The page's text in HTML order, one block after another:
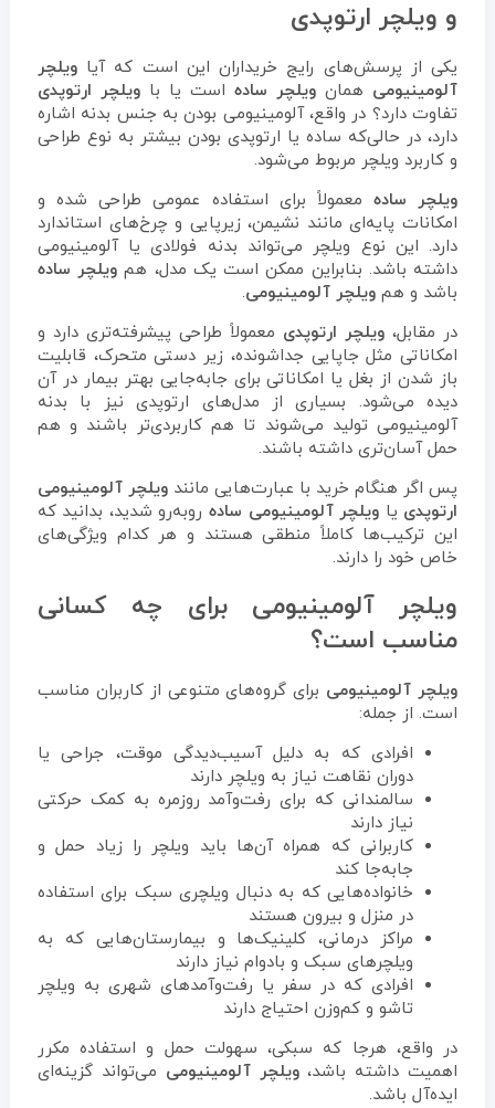
و ویلچر ارتوپدی
یکی از پرسش‌های رایج خریداران این است که آیاویلچر
آلومینیومی همان ویلچر سادهاست یا باویلچر ارتوپدی
تفاوت دارد؟ در واقع، آلومینیومی بودن به جنس بدنه اشاره
دارد، در حالی‌که ساده یا ارتوپدی بودن بیشتر به نوع طراحی
و کاربرد ویلچر مربوط می‌شود.
ویلچر ساده معمولاً برای استفاده عمومی طراحی شده و
امکانات پایه‌ای مانند نشیمن، زیرپایی و چرخ‌های استاندارد
دارد. این نوع ویلچر می‌تواند بدنه فولادی یا آلومینیومی
داشته باشد. بنابراین ممکن است یک مدل، هم ویلچر ساده
باشد و هم ویلچر آلومینیومی.
در مقابل، ویلچر ارتوپدی معمولاً طراحی پیشرفته‌تری دارد و
امکاناتی مثل جاپایی جداشونده، زیر دستی متحرک، قابلیت
باز شدن از بغل یا امکاناتی برای جابه‌جایی بهتر بیمار در آن
دیده می‌شود. بسیاری از مدل‌های ارتوپدی نیز با بدنه
آلومینیومی تولید می‌شوند تا هم کاربردی‌تر باشند و هم
حمل آسان‌تری داشته باشند.
پس اگر هنگام خرید با عبارت‌هایی مانندویلچر آلومینیومی
ارتوپدی یا ویلچر آلومینیومی سادهروبه‌رو شدید، بدانید که
این ترکیب‌ها کاملاً منطقی هستند و هر کدام ویژگی‌های
خاص خود را دارند.
ویلچر آلومینیومی برای چه کسانی
مناسب است؟
ویلچر آلومینیومی برای گروه‌های متنوعی از کاربران مناسب
است. از جمله:
افرادی که به دلیل آسیب‌دیدگی موقت، جراحی یا
دوران نقاهت نیاز به ویلچر دارند
سالمندانی که برای رفت‌وآمد روزمره به کمک حرکتی
نیاز دارند
کاربرانی که همراه آن‌ها باید ویلچر را زیاد حمل و
جابه‌جا کند
خانواده‌هایی که به دنبال ویلچری سبک برای استفاده
در منزل و بیرون هستند
مراکز درمانی، کلینیک‌ها و بیمارستان‌هایی که به
ویلچرهای سبک و بادوام نیاز دارند
افرادی که در سفر یا رفت‌وآمدهای شهری به ویلچر
تاشو و کم‌وزن احتیاج دارند
در واقع، هرجا که سبکی، سهولت حمل و استفاده مکرر
اهمیت داشته باشد،ویلچر آلومینیومی می‌تواند گزینه‌ای
ایده‌آل باشد.